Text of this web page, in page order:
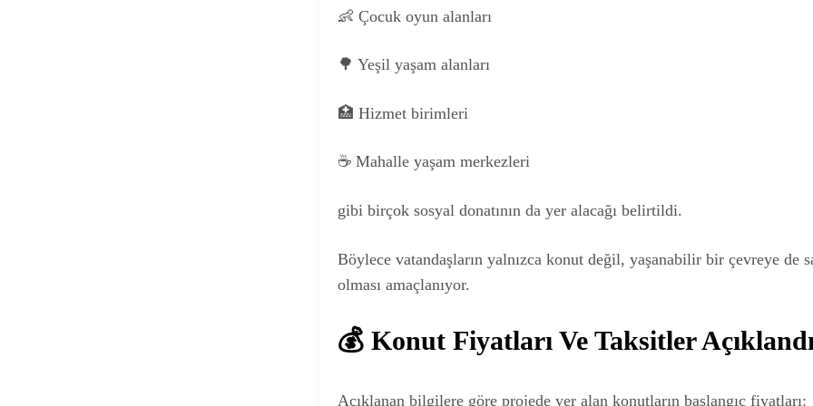
👶 Çocuk oyun alanları
🌳 Yeşil yaşam alanları
🏥 Hizmet birimleri
☕ Mahalle yaşam merkezleri
gibi birçok sosyal donatının da yer alacağı belirtildi.
Böylece vatandaşların yalnızca konut değil, yaşanabilir bir çevreye de
olması amaçlanıyor.
💰 Konut Fiyatları Ve Taksitler Açıklandı
Açıklanan bilgilere göre projede yer alan konutların başlangıç fiyatları: